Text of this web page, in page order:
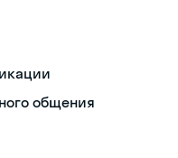
общения